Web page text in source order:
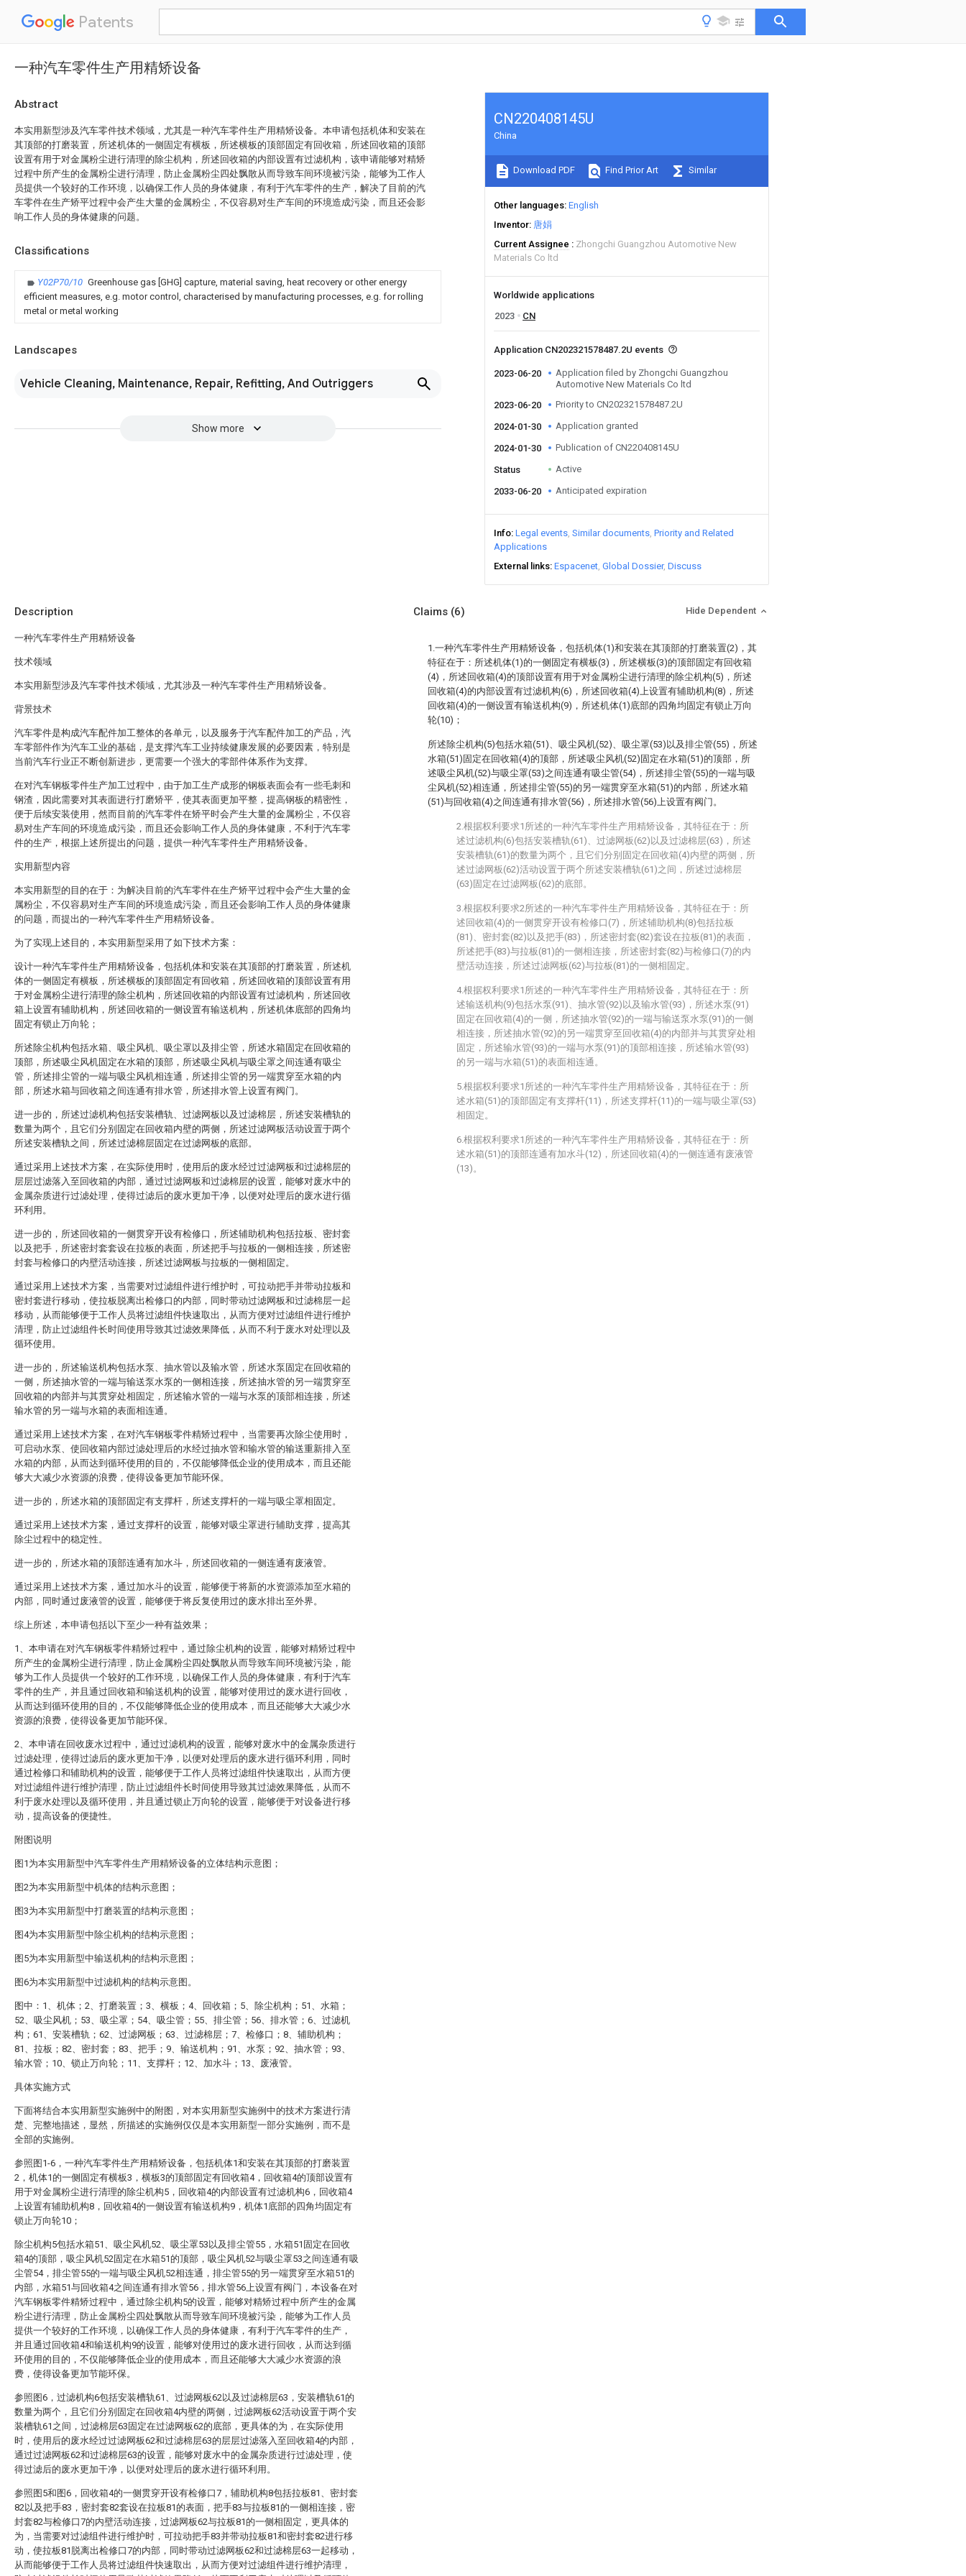
Patents
一种汽车零件生产用精矫设备
Abstract
本实用新型涉及汽车零件技术领域，尤其是一种汽车零件生产用精矫设备。本申请包括机体和安装在
其顶部的打磨装置，所述机体的一侧固定有横板，所述横板的顶部固定有回收箱，所述回收箱的顶部
设置有用于对金属粉尘进行清理的除尘机构，所述回收箱的内部设置有过滤机构，该申请能够对精矫
过程中所产生的金属粉尘进行清理，防止金属粉尘四处飘散从而导致车间环境被污染，能够为工作人
员提供一个较好的工作环境，以确保工作人员的身体健康，有利于汽车零件的生产，解决了目前的汽
车零件在生产矫平过程中会产生大量的金属粉尘，不仅容易对生产车间的环境造成污染，而且还会影
响工作人员的身体健康的问题。
Classifications
Y02P70/10 Greenhouse gas [GHG] capture, material saving, heat recovery or other energy
efficient measures, e.g. motor control, characterised by manufacturing processes, e.g. for rolling
metal or metal working
Landscapes
Vehicle Cleaning, Maintenance, Repair, Refitting, And Outriggers
Show more
CN220408145U
China
Download PDF Find Prior Art Similar
Other languages English
Inventor 唐娟
Current Assignee
Zhongchi Guangzhou Automotive New
Materials Co ltd
Worldwide applications
2023
CN
Application CN202321578487.2U events
2023-06-20
Application filed by Zhongchi Guangzhou
Automotive New Materials Co ltd
2023-06-20
Priority to CN202321578487.2U
2024-01-30 Application granted
2024-01-30 Publication of CN220408145U
Status Active
2033-06-20 Anticipated expiration
Info Legal events Similar documents Priority and Related
Applications
External links Espacenet Global Dossier Discuss
Description
一种汽车零件生产用精矫设备
技术领域
本实用新型涉及汽车零件技术领域，尤其涉及一种汽车零件生产用精矫设备。
背景技术
汽车零件是构成汽车配件加工整体的各单元，以及服务于汽车配件加工的产品，汽
车零部件作为汽车工业的基础，是支撑汽车工业持续健康发展的必要因素，特别是
当前汽车行业正不断创新进步，更需要一个强大的零部件体系作为支撑。
在对汽车钢板零件生产加工过程中，由于加工生产成形的钢板表面会有一些毛刺和
钢渣，因此需要对其表面进行打磨矫平，使其表面更加平整，提高钢板的精密性，
便于后续安装使用，然而目前的汽车零件在矫平时会产生大量的金属粉尘，不仅容
易对生产车间的环境造成污染，而且还会影响工作人员的身体健康，不利于汽车零
件的生产，根据上述所提出的问题，提供一种汽车零件生产用精矫设备。
实用新型内容
本实用新型的目的在于：为解决目前的汽车零件在生产矫平过程中会产生大量的金
属粉尘，不仅容易对生产车间的环境造成污染，而且还会影响工作人员的身体健康
的问题，而提出的一种汽车零件生产用精矫设备。
为了实现上述目的，本实用新型采用了如下技术方案：
设计一种汽车零件生产用精矫设备，包括机体和安装在其顶部的打磨装置，所述机
体的一侧固定有横板，所述横板的顶部固定有回收箱，所述回收箱的顶部设置有用
于对金属粉尘进行清理的除尘机构，所述回收箱的内部设置有过滤机构，所述回收
箱上设置有辅助机构，所述回收箱的一侧设置有输送机构，所述机体底部的四角均
固定有锁止万向轮；
所述除尘机构包括水箱、吸尘风机、吸尘罩以及排尘管，所述水箱固定在回收箱的
顶部，所述吸尘风机固定在水箱的顶部，所述吸尘风机与吸尘罩之间连通有吸尘
管，所述排尘管的一端与吸尘风机相连通，所述排尘管的另一端贯穿至水箱的内
部，所述水箱与回收箱之间连通有排水管，所述排水管上设置有阀门。
进一步的，所述过滤机构包括安装槽轨、过滤网板以及过滤棉层，所述安装槽轨的
数量为两个，且它们分别固定在回收箱内壁的两侧，所述过滤网板活动设置于两个
所述安装槽轨之间，所述过滤棉层固定在过滤网板的底部。
通过采用上述技术方案，在实际使用时，使用后的废水经过过滤网板和过滤棉层的
层层过滤落入至回收箱的内部，通过过滤网板和过滤棉层的设置，能够对废水中的
金属杂质进行过滤处理，使得过滤后的废水更加干净，以便对处理后的废水进行循
环利用。
进一步的，所述回收箱的一侧贯穿开设有检修口，所述辅助机构包括拉板、密封套
以及把手，所述密封套套设在拉板的表面，所述把手与拉板的一侧相连接，所述密
封套与检修口的内壁活动连接，所述过滤网板与拉板的一侧相固定。
通过采用上述技术方案，当需要对过滤组件进行维护时，可拉动把手并带动拉板和
密封套进行移动，使拉板脱离出检修口的内部，同时带动过滤网板和过滤棉层一起
移动，从而能够便于工作人员将过滤组件快速取出，从而方便对过滤组件进行维护
清理，防止过滤组件长时间使用导致其过滤效果降低，从而不利于废水对处理以及
循环使用。
进一步的，所述输送机构包括水泵、抽水管以及输水管，所述水泵固定在回收箱的
一侧，所述抽水管的一端与输送泵水泵的一侧相连接，所述抽水管的另一端贯穿至
回收箱的内部并与其贯穿处相固定，所述输水管的一端与水泵的顶部相连接，所述
输水管的另一端与水箱的表面相连通。
通过采用上述技术方案，在对汽车钢板零件精矫过程中，当需要再次除尘使用时，
可启动水泵、使回收箱内部过滤处理后的水经过抽水管和输水管的输送重新排入至
水箱的内部，从而达到循环使用的目的，不仅能够降低企业的使用成本，而且还能
够大大减少水资源的浪费，使得设备更加节能环保。
进一步的，所述水箱的顶部固定有支撑杆，所述支撑杆的一端与吸尘罩相固定。
通过采用上述技术方案，通过支撑杆的设置，能够对吸尘罩进行辅助支撑，提高其
除尘过程中的稳定性。
进一步的，所述水箱的顶部连通有加水斗，所述回收箱的一侧连通有废液管。
通过采用上述技术方案，通过加水斗的设置，能够便于将新的水资源添加至水箱的
内部，同时通过废液管的设置，能够便于将反复使用过的废水排出至外界。
综上所述，本申请包括以下至少一种有益效果；
1、本申请在对汽车钢板零件精矫过程中，通过除尘机构的设置，能够对精矫过程中
所产生的金属粉尘进行清理，防止金属粉尘四处飘散从而导致车间环境被污染，能
够为工作人员提供一个较好的工作环境，以确保工作人员的身体健康，有利于汽车
零件的生产，并且通过回收箱和输送机构的设置，能够对使用过的废水进行回收，
从而达到循环使用的目的，不仅能够降低企业的使用成本，而且还能够大大减少水
资源的浪费，使得设备更加节能环保。
2、本申请在回收废水过程中，通过过滤机构的设置，能够对废水中的金属杂质进行
过滤处理，使得过滤后的废水更加干净，以便对处理后的废水进行循环利用，同时
通过检修口和辅助机构的设置，能够便于工作人员将过滤组件快速取出，从而方便
对过滤组件进行维护清理，防止过滤组件长时间使用导致其过滤效果降低，从而不
利于废水处理以及循环使用，并且通过锁止万向轮的设置，能够便于对设备进行移
动，提高设备的便捷性。
附图说明
图1为本实用新型中汽车零件生产用精矫设备的立体结构示意图；
图2为本实用新型中机体的结构示意图；
图3为本实用新型中打磨装置的结构示意图；
图4为本实用新型中除尘机构的结构示意图；
图5为本实用新型中输送机构的结构示意图；
图6为本实用新型中过滤机构的结构示意图。
图中：1、机体；2、打磨装置；3、横板；4、回收箱；5、除尘机构；51、水箱；
52、吸尘风机；53、吸尘罩；54、吸尘管；55、排尘管；56、排水管；6、过滤机
构；61、安装槽轨；62、过滤网板；63、过滤棉层；7、检修口；8、辅助机构；
81、拉板；82、密封套；83、把手；9、输送机构；91、水泵；92、抽水管；93、
输水管；10、锁止万向轮；11、支撑杆；12、加水斗；13、废液管。
具体实施方式
下面将结合本实用新型实施例中的附图，对本实用新型实施例中的技术方案进行清
楚、完整地描述，显然，所描述的实施例仅仅是本实用新型一部分实施例，而不是
全部的实施例。
参照图1-6，一种汽车零件生产用精矫设备，包括机体1和安装在其顶部的打磨装置
2，机体1的一侧固定有横板3，横板3的顶部固定有回收箱4，回收箱4的顶部设置有
用于对金属粉尘进行清理的除尘机构5，回收箱4的内部设置有过滤机构6，回收箱4
上设置有辅助机构8，回收箱4的一侧设置有输送机构9，机体1底部的四角均固定有
锁止万向轮10；
除尘机构5包括水箱51、吸尘风机52、吸尘罩53以及排尘管55，水箱51固定在回收
箱4的顶部，吸尘风机52固定在水箱51的顶部，吸尘风机52与吸尘罩53之间连通有吸
尘管54，排尘管55的一端与吸尘风机52相连通，排尘管55的另一端贯穿至水箱51的
内部，水箱51与回收箱4之间连通有排水管56，排水管56上设置有阀门，本设备在对
汽车钢板零件精矫过程中，通过除尘机构5的设置，能够对精矫过程中所产生的金属
粉尘进行清理，防止金属粉尘四处飘散从而导致车间环境被污染，能够为工作人员
提供一个较好的工作环境，以确保工作人员的身体健康，有利于汽车零件的生产，
并且通过回收箱4和输送机构9的设置，能够对使用过的废水进行回收，从而达到循
环使用的目的，不仅能够降低企业的使用成本，而且还能够大大减少水资源的浪
费，使得设备更加节能环保。
参照图6，过滤机构6包括安装槽轨61、过滤网板62以及过滤棉层63，安装槽轨61的
数量为两个，且它们分别固定在回收箱4内壁的两侧，过滤网板62活动设置于两个安
装槽轨61之间，过滤棉层63固定在过滤网板62的底部，更具体的为，在实际使用
时，使用后的废水经过过滤网板62和过滤棉层63的层层过滤落入至回收箱4的内部，
通过过滤网板62和过滤棉层63的设置，能够对废水中的金属杂质进行过滤处理，使
得过滤后的废水更加干净，以便对处理后的废水进行循环利用。
参照图5和图6，回收箱4的一侧贯穿开设有检修口7，辅助机构8包括拉板81、密封套
82以及把手83，密封套82套设在拉板81的表面，把手83与拉板81的一侧相连接，密
封套82与检修口7的内壁活动连接，过滤网板62与拉板81的一侧相固定，更具体的
为，当需要对过滤组件进行维护时，可拉动把手83并带动拉板81和密封套82进行移
动，使拉板81脱离出检修口7的内部，同时带动过滤网板62和过滤棉层63一起移动，
从而能够便于工作人员将过滤组件快速取出，从而方便对过滤组件进行维护清理，
Claims (6) Hide Dependent
1.一种汽车零件生产用精矫设备，包括机体(1)和安装在其顶部的打磨装置(2)，其
特征在于：所述机体(1)的一侧固定有横板(3)，所述横板(3)的顶部固定有回收箱
(4)，所述回收箱(4)的顶部设置有用于对金属粉尘进行清理的除尘机构(5)，所述
回收箱(4)的内部设置有过滤机构(6)，所述回收箱(4)上设置有辅助机构(8)，所述
回收箱(4)的一侧设置有输送机构(9)，所述机体(1)底部的四角均固定有锁止万向
轮(10)；
所述除尘机构(5)包括水箱(51)、吸尘风机(52)、吸尘罩(53)以及排尘管(55)，所述
水箱(51)固定在回收箱(4)的顶部，所述吸尘风机(52)固定在水箱(51)的顶部，所
述吸尘风机(52)与吸尘罩(53)之间连通有吸尘管(54)，所述排尘管(55)的一端与吸
尘风机(52)相连通，所述排尘管(55)的另一端贯穿至水箱(51)的内部，所述水箱
(51)与回收箱(4)之间连通有排水管(56)，所述排水管(56)上设置有阀门。
2.根据权利要求1所述的一种汽车零件生产用精矫设备，其特征在于：所
述过滤机构(6)包括安装槽轨(61)、过滤网板(62)以及过滤棉层(63)，所述
安装槽轨(61)的数量为两个，且它们分别固定在回收箱(4)内壁的两侧，所
述过滤网板(62)活动设置于两个所述安装槽轨(61)之间，所述过滤棉层
(63)固定在过滤网板(62)的底部。
3.根据权利要求2所述的一种汽车零件生产用精矫设备，其特征在于：所
述回收箱(4)的一侧贯穿开设有检修口(7)，所述辅助机构(8)包括拉板
(81)、密封套(82)以及把手(83)，所述密封套(82)套设在拉板(81)的表面，
所述把手(83)与拉板(81)的一侧相连接，所述密封套(82)与检修口(7)的内
壁活动连接，所述过滤网板(62)与拉板(81)的一侧相固定。
4.根据权利要求1所述的一种汽车零件生产用精矫设备，其特征在于：所
述输送机构(9)包括水泵(91)、抽水管(92)以及输水管(93)，所述水泵(91)
固定在回收箱(4)的一侧，所述抽水管(92)的一端与输送泵水泵(91)的一侧
相连接，所述抽水管(92)的另一端贯穿至回收箱(4)的内部并与其贯穿处相
固定，所述输水管(93)的一端与水泵(91)的顶部相连接，所述输水管(93)
的另一端与水箱(51)的表面相连通。
5.根据权利要求1所述的一种汽车零件生产用精矫设备，其特征在于：所
述水箱(51)的顶部固定有支撑杆(11)，所述支撑杆(11)的一端与吸尘罩(53)
相固定。
6.根据权利要求1所述的一种汽车零件生产用精矫设备，其特征在于：所
述水箱(51)的顶部连通有加水斗(12)，所述回收箱(4)的一侧连通有废液管
(13)。